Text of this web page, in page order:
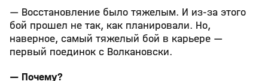
— Восстановление было тяжелым. И из‑за этого
бой прошел не так, как планировали. Но,
наверное, самый тяжелый бой в карьере —
первый поединок с Волкановски.
— Почему?